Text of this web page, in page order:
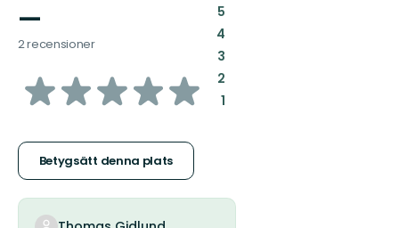
—
2 recensioner
av
stjärnor
Betygsätt denna plats
5:
4:
3:
2:
1: